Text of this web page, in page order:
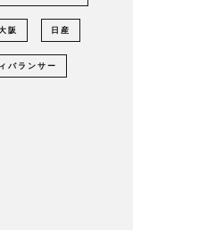
阪 日産
バランサー